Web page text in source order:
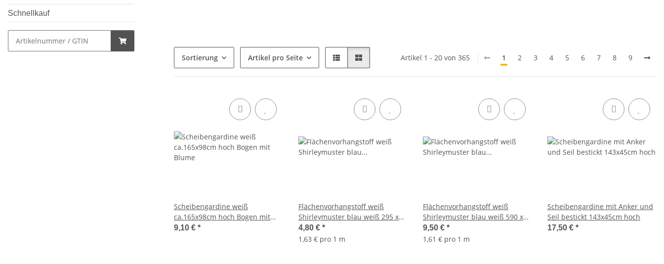
Sortierung Artikel pro Seite Artikel 1 - 20 von 365 1 2 3 4 5 6 7 8 9
Scheibengardine weiß
ca.165x98cm hoch Bogen mit
Blume
9,10 € *
Flächenvorhangstoff weiß
Shirleymuster blau weiß 295 x
74cm
4,80 € *
1,63 € pro 1 m
Flächenvorhangstoff weiß
Shirleymuster blau weiß 590 x
74cm
9,50 € *
1,61 € pro 1 m
Scheibengardine mit Anker und
Seil bestickt 143x45cm hoch
17,50 € *
Schnellkauf